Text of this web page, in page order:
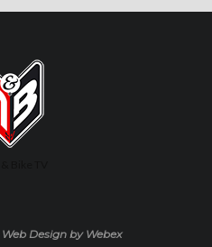
Web Design by Webex